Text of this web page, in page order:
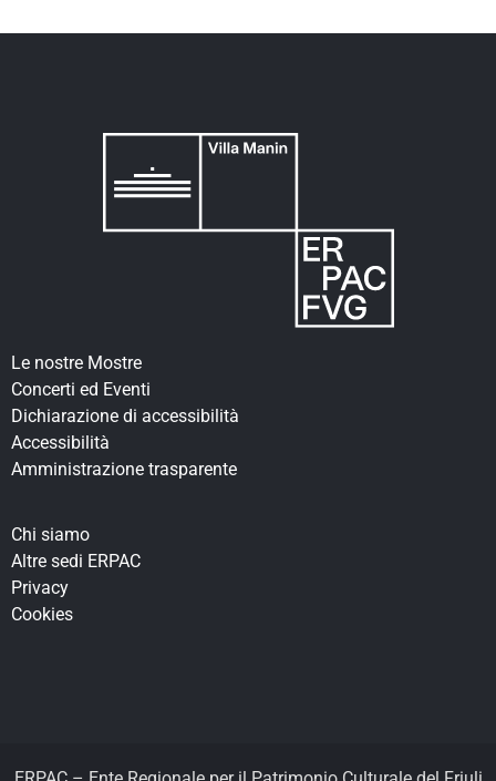
Le nostre Mostre
Concerti ed Eventi
Dichiarazione di accessibilità
Accessibilità
Amministrazione trasparente
Chi siamo
Altre sedi ERPAC
Privacy
Cookies